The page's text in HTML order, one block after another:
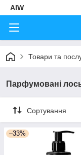
AIW
Товари та
Парфумовані
Сортування
–33%